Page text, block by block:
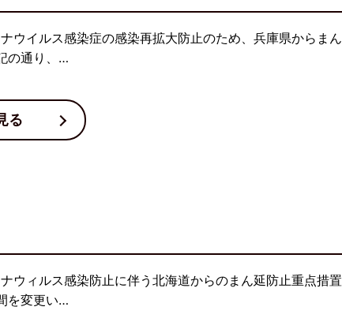
ウイルス感染症の感染再拡大防止のため、兵庫県からまん
の通り、…
る
ウィルス感染防止に伴う北海道からのまん延防止重点措置
を変更い…